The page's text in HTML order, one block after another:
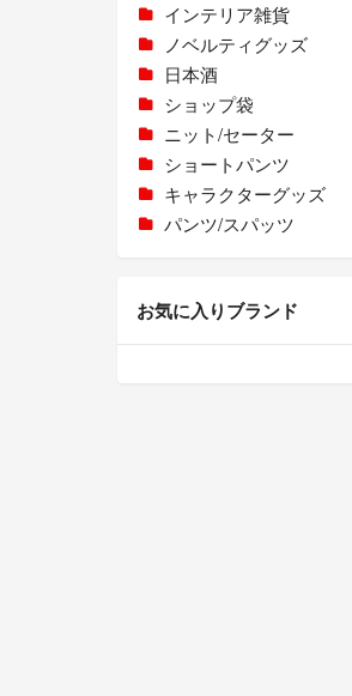
インテリア雑貨
ノベルティグッズ
日本酒
ショップ袋
ニット/セーター
ショートパンツ
キャラクターグッズ
パンツ/スパッツ
お気に入りブランド